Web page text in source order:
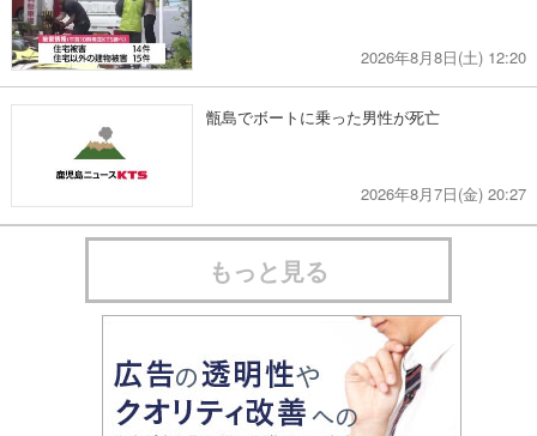
2026年8月8日(土) 12:20
甑島でボートに乗った男性が死亡
2026年8月7日(金) 20:27
もっと見る